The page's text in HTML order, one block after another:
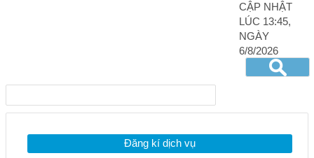
CẬP NHẬT
LÚC 13:45,
NGÀY
6/8/2026
Đăng kí dịch vụ